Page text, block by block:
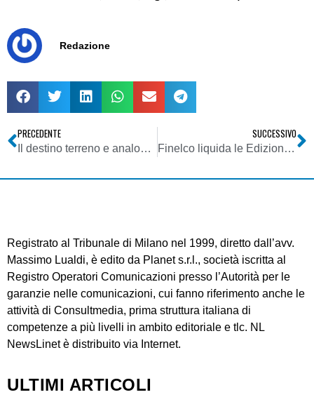
Redazione
PRECEDENTE
Il destino terreno e analogico di Rete 4 appeso ad un emendamento?
SUCCESSIVO
Finelco liquida le Edizioni Donegani
Registrato al Tribunale di Milano nel 1999, diretto dall’avv.
Massimo Lualdi, è edito da Planet s.r.l., società iscritta al
Registro Operatori Comunicazioni presso l’Autorità per le
garanzie nelle comunicazioni, cui fanno riferimento anche le
attività di Consultmedia, prima struttura italiana di
competenze a più livelli in ambito editoriale e tlc. NL
NewsLinet è distribuito via Internet.
ULTIMI ARTICOLI